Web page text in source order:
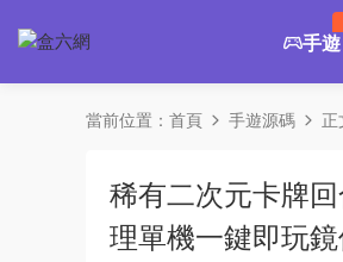
手遊
當前位置： 首頁 手遊源碼 正
稀有二次元卡牌
理單機一鍵即玩